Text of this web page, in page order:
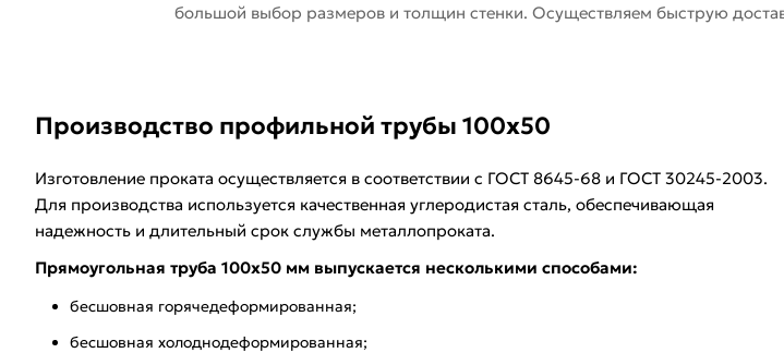
большой выбор размеров и толщин стенки. Осуществляем быструю
Производство профильной трубы 100х50
Изготовление проката осуществляется в соответствии с ГОСТ 8645-68 и ГОСТ 30245-2003.
Для производства используется качественная углеродистая сталь, обеспечивающая
надежность и длительный срок службы металлопроката.
Прямоугольная труба 100х50 мм выпускается несколькими способами:
бесшовная горячедеформированная;
бесшовная холоднодеформированная;